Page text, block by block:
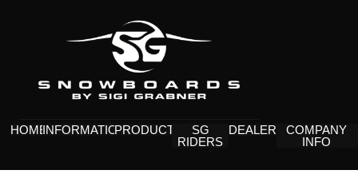
HOMEINFORMATIONPRODUCTS
SG
RIDERS
DEALERS
COMPANY
INFO